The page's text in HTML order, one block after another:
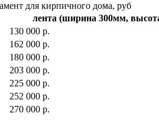
для кирпичного дома, руб
лента (ширина 300мм,
130 000 р.
162 000 р.
180 000 р.
203 000 р.
225 000 р.
252 000 р.
270 000 р.